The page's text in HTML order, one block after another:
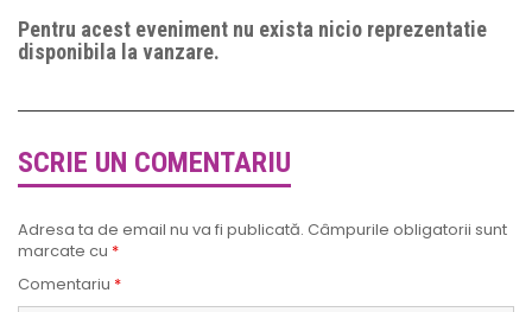
Pentru acest eveniment nu exista nicio reprezentatie
disponibila la vanzare.
SCRIE UN COMENTARIU
Adresa ta de email nu va fi publicată. Câmpurile obligatorii sunt
marcate cu *
Comentariu *